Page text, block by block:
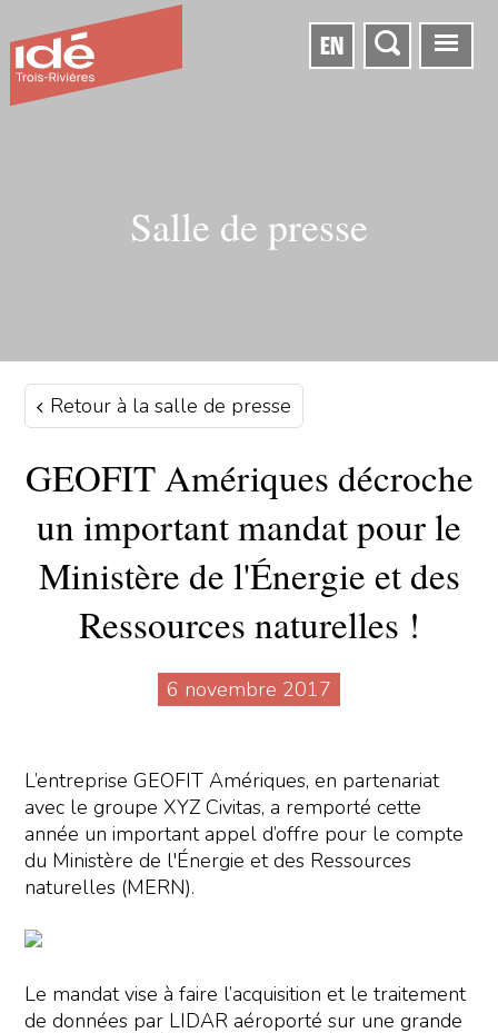
EN
Salle de presse
Retour à la salle de presse
GEOFIT Amériques décroche
un important mandat pour le
Ministère de l'Énergie et des
Ressources naturelles !
6 novembre 2017
L’entreprise GEOFIT Amériques, en partenariat
avec le groupe XYZ Civitas, a remporté cette
année un important appel d’offre pour le compte
du Ministère de l'Énergie et des Ressources
naturelles (MERN).
Le mandat vise à faire l’acquisition et le traitement
de données par LIDAR aéroporté sur une grande